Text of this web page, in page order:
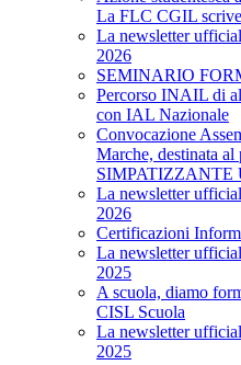
La FLC CGIL
La newsletter
2026
SEMINARIO
Percorso INAIL di
con IAL Nazionale
Convocazione
Marche, destinata
SIMPATIZZANTE
La newsletter
2026
Certificazioni
La newsletter
2025
A scuola, diamo
CISL Scuola
La newsletter
2025